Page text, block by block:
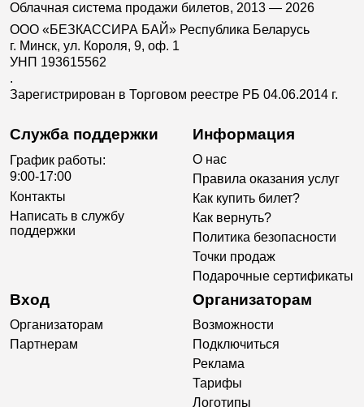
Облачная система продажи билетов, 2013 — 2026
ООО «БЕЗКАССИРА БАЙ» Республика Беларусь
г. Минск, ул. Короля, 9, оф. 1
УНП 193615562
.
Зарегистрирован в Торговом реестре РБ 04.06.2014 г.
Служба поддержки
График работы:
9:00-17:00
Контакты
Написать в службу
поддержки
Информация
О нас
Правила оказания услуг
Как купить билет?
Как вернуть?
Политика безопасности
Точки продаж
Подарочные сертификаты
Вход
Организаторам
Партнерам
Организаторам
Возможности
Подключиться
Реклама
Тарифы
Логотипы